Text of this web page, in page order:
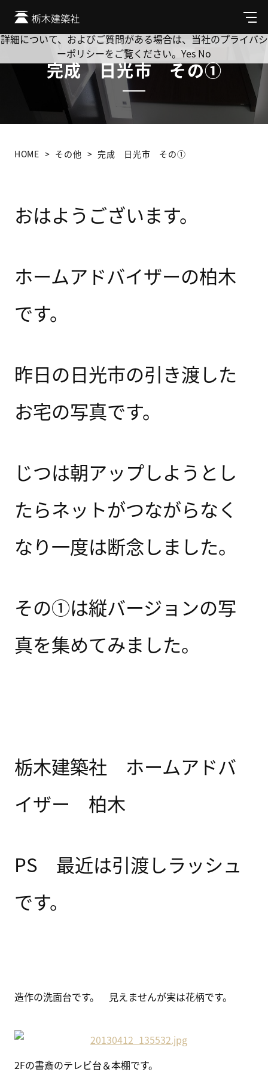
メ
ニ
ュ
完成 日光市 その①
HOME その他 完成 日光市 その①
おはようございます。
ホームアドバイザーの柏木
です。
昨日の日光市の引き渡した
お宅の写真です。
じつは朝アップしようとし
たらネットがつながらなく
なり一度は断念しました。
その①は縦バージョンの写
真を集めてみました。
栃木建築社 ホームアドバ
イザー 柏木
PS 最近は引渡しラッシュ
です。
造作の洗面台です。 見えませんが実は花柄です。
2Fの書斎のテレビ台＆本棚です。
Cookie を使用して、お客様の活動を追跡してもよろしいです
か? 当社ではお客様のプライバシーを極めて重視しています。
詳細について、およびご質問がある場合は、当社のプライバシ
ーポリシーをご覧ください。 Yes No